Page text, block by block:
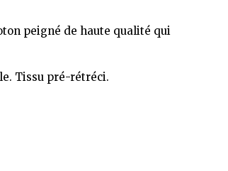
peigné de haute qualité qui
Tissu pré-rétréci.